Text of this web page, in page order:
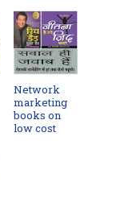
Network
marketing
books on
low cost